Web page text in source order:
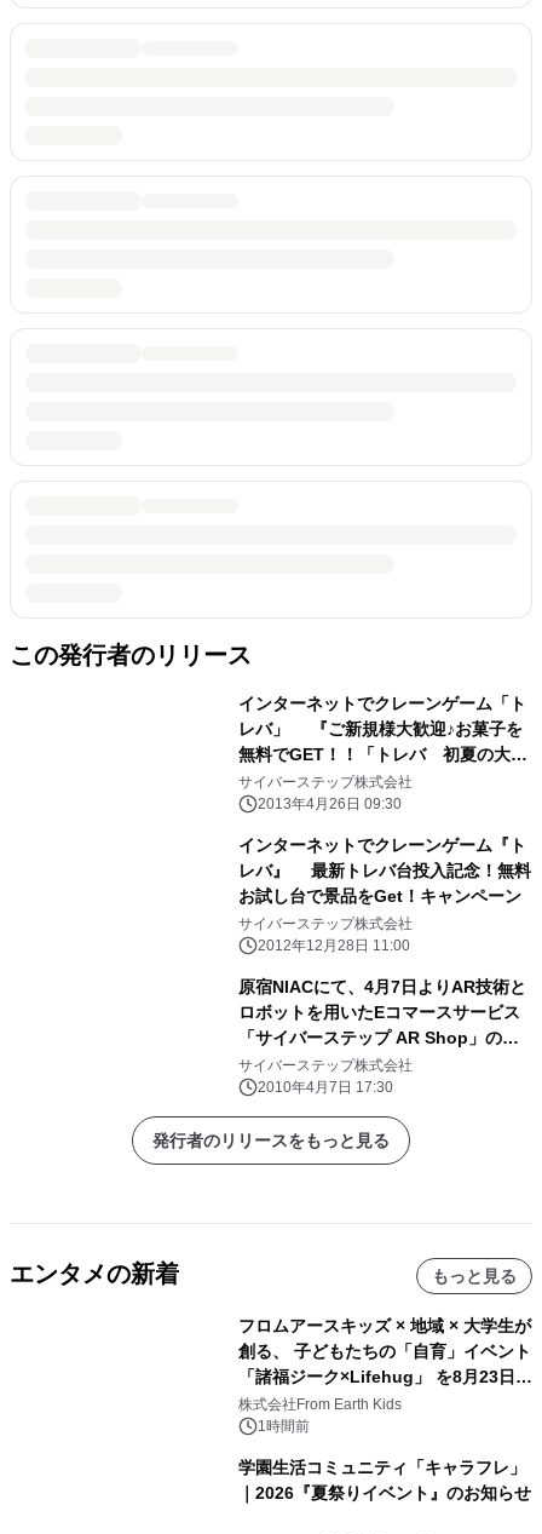
この発行者のリリース
インターネットでクレーンゲーム「ト
レバ」 『ご新規様大歓迎♪お菓子を
無料でGET！！「トレバ 初夏の大感
謝祭！」』 キャンペーン開催のお知ら
せ
サイバーステップ株式会社
2013年4月26日 09:30
インターネットでクレーンゲーム『ト
レバ』 最新トレバ台投入記念！無料
お試し台で景品をGet！キャンペーン
サイバーステップ株式会社
2012年12月28日 11:00
原宿NIACにて、4月7日よりAR技術と
ロボットを用いたEコマースサービス
「サイバーステップ AR Shop」の試
験サービスを開始！
サイバーステップ株式会社
2010年4月7日 17:30
発行者のリリースをもっと見る
エンタメの新着 もっと見る
フロムアースキッズ × 地域 × 大学生が
創る、 子どもたちの「自育」イベント
「諸福ジーク×Lifehug」 を8月23日
(日)開催
株式会社From Earth Kids
1時間前
学園生活コミュニティ「キャラフレ」
｜2026『夏祭りイベント』のお知らせ